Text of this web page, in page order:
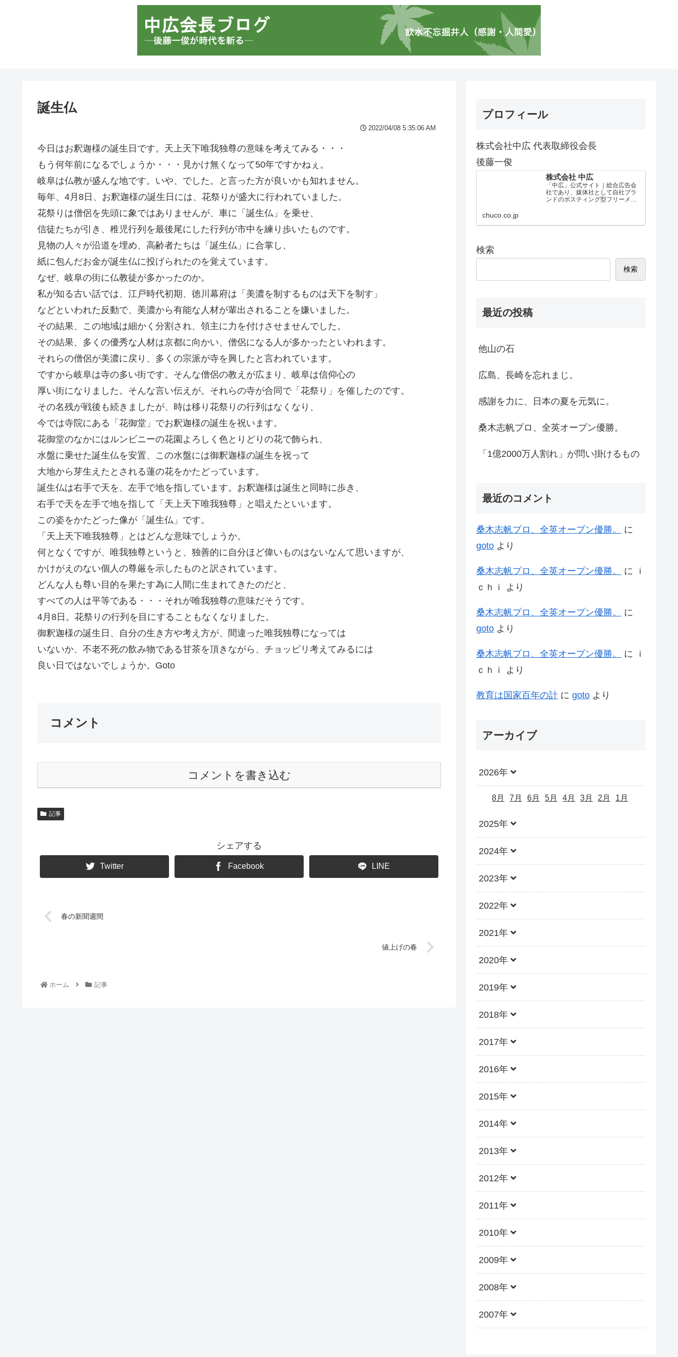
誕生仏
2022/04/08 5:35:06 AM
今日はお釈迦様の誕生日です。天上天下唯我独尊の意味を考えてみる・・・
もう何年前になるでしょうか・・・見かけ無くなって50年ですかねぇ。
岐阜は仏教が盛んな地です。いや、でした。と言った方が良いかも知れません。
毎年、4月8日、お釈迦様の誕生日には、花祭りが盛大に行われていました。
花祭りは僧侶を先頭に象ではありませんが、車に「誕生仏」を乗せ、
信徒たちが引き、稚児行列を最後尾にした行列が市中を練り歩いたものです。
見物の人々が沿道を埋め、高齢者たちは「誕生仏」に合掌し、
紙に包んだお金が誕生仏に投げられたのを覚えています。
なぜ、岐阜の街に仏教徒が多かったのか。
私が知る古い話では、江戸時代初期、徳川幕府は「美濃を制するものは天下を制す」
などといわれた反動で、美濃から有能な人材が輩出されることを嫌いました。
その結果、この地域は細かく分割され、領主に力を付けさせませんでした。
その結果、多くの優秀な人材は京都に向かい、僧侶になる人が多かったといわれます。
それらの僧侶が美濃に戻り、多くの宗派が寺を興したと言われています。
ですから岐阜は寺の多い街です。そんな僧侶の教えが広まり、岐阜は信仰心の
厚い街になりました。そんな言い伝えが。それらの寺が合同で「花祭り」を催したのです。
その名残が戦後も続きましたが、時は移り花祭りの行列はなくなり、
今では寺院にある「花御堂」でお釈迦様の誕生を祝います。
花御堂のなかにはルンビニーの花園よろしく色とりどりの花で飾られ、
水盤に乗せた誕生仏を安置、この水盤には御釈迦様の誕生を祝って
大地から芽生えたとされる蓮の花をかたどっています。
誕生仏は右手で天を、左手で地を指しています。お釈迦様は誕生と同時に歩き、
右手で天を左手で地を指して「天上天下唯我独尊」と唱えたといいます。
この姿をかたどった像が「誕生仏」です。
「天上天下唯我独尊」とはどんな意味でしょうか。
何となくですが、唯我独尊というと、独善的に自分ほど偉いものはないなんて思いますが、
かけがえのない個人の尊厳を示したものと訳されています。
どんな人も尊い目的を果たす為に人間に生まれてきたのだと、
すべての人は平等である・・・それが唯我独尊の意味だそうです。
4月8日。花祭りの行列を目にすることもなくなりました。
御釈迦様の誕生日、自分の生き方や考え方が、間違った唯我独尊になっては
いないか、不老不死の飲み物である甘茶を頂きながら、チョッピリ考えてみるには
良い日ではないでしょうか。Goto
コメント
コメントを書き込む
記事
シェアする
Twitter Facebook LINE
春の新聞週間
値上げの春
ホーム 記事
プロフィール
株式会社中広 代表取締役会長
後藤一俊
株式会社 中広
「中広」公式サイト｜総合広告会
社であり、媒体社として自社ブラ
ンドのポスティング型フリーメデ
chuco.co.jp
検索
検索
最近の投稿
他山の石
広島、長崎を忘れまじ。
感謝を力に、日本の夏を元気に。
桑木志帆プロ、全英オープン優勝。
「1億2000万人割れ」が問い掛けるもの
最近のコメント
桑木志帆プロ、全英オープン優勝。
に
goto より
桑木志帆プロ、全英オープン優勝。 に
ｉ
ｃｈｉ
より
桑木志帆プロ、全英オープン優勝。
に
goto より
桑木志帆プロ、全英オープン優勝。 に
ｉ
ｃｈｉ
より
教育は国家百年の計 に goto より
アーカイブ
2026年
8月 7月 6月 5月 4月 3月 2月 1月
2025年
2024年
2023年
2022年
2021年
2020年
2019年
2018年
2017年
2016年
2015年
2014年
2013年
2012年
2011年
2010年
2009年
2008年
2007年